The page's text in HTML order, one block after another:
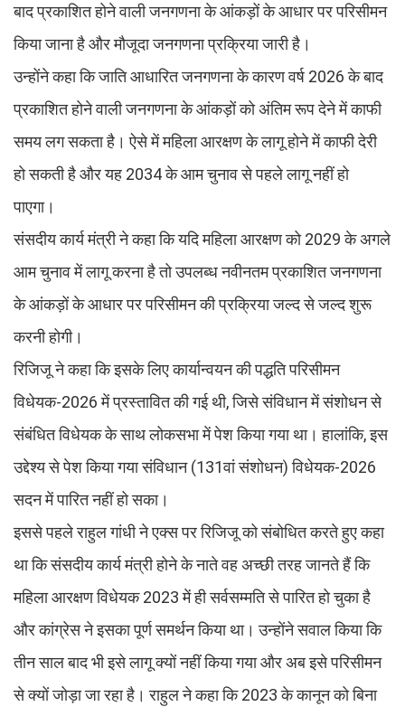
बाद प्रकाशित होने वाली जनगणना के आंकड़ों के आधार पर परिसीमन
किया जाना है और मौजूदा जनगणना प्रक्रिया जारी है।
उन्होंने कहा कि जाति आधारित जनगणना के कारण वर्ष 2026 के बाद
प्रकाशित होने वाली जनगणना के आंकड़ों को अंतिम रूप देने में काफी
समय लग सकता है। ऐसे में महिला आरक्षण के लागू होने में काफी देरी
हो सकती है और यह 2034 के आम चुनाव से पहले लागू नहीं हो
पाएगा।
संसदीय कार्य मंत्री ने कहा कि यदि महिला आरक्षण को 2029 के अगले
आम चुनाव में लागू करना है तो उपलब्ध नवीनतम प्रकाशित जनगणना
के आंकड़ों के आधार पर परिसीमन की प्रक्रिया जल्द से जल्द शुरू
करनी होगी।
रिजिजू ने कहा कि इसके लिए कार्यान्वयन की पद्धति परिसीमन
विधेयक-2026 में प्रस्तावित की गई थी, जिसे संविधान में संशोधन से
संबंधित विधेयक के साथ लोकसभा में पेश किया गया था। हालांकि, इस
उद्देश्य से पेश किया गया संविधान (131वां संशोधन) विधेयक-2026
सदन में पारित नहीं हो सका।
इससे पहले राहुल गांधी ने एक्स पर रिजिजू को संबोधित करते हुए कहा
था कि संसदीय कार्य मंत्री होने के नाते वह अच्छी तरह जानते हैं कि
महिला आरक्षण विधेयक 2023 में ही सर्वसम्मति से पारित हो चुका है
और कांग्रेस ने इसका पूर्ण समर्थन किया था। उन्होंने सवाल किया कि
तीन साल बाद भी इसे लागू क्यों नहीं किया गया और अब इसे परिसीमन
से क्यों जोड़ा जा रहा है। राहुल ने कहा कि 2023 के कानून को बिना